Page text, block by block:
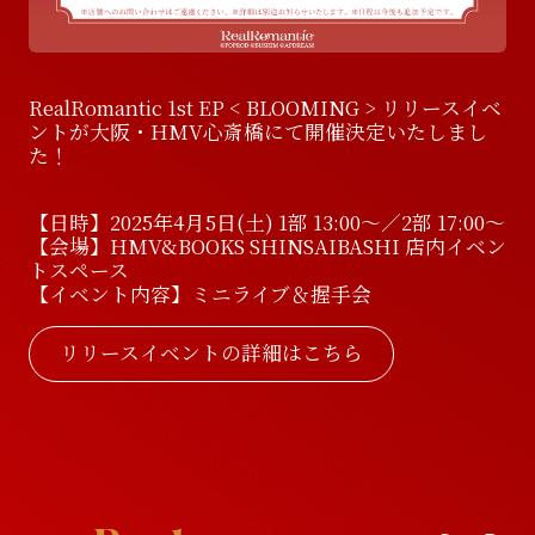
RealRomantic 1st EP < BLOOMING > リリースイベ
ントが大阪・HMV心斎橋にて開催決定いたしまし
た！
【日時】2025年4月5日(土) 1部 13:00～／2部 17:00～
【会場】HMV&BOOKS SHINSAIBASHI 店内イベン
トスペース
【イベント内容】ミニライブ＆握手会
リリースイベントの詳細はこちら